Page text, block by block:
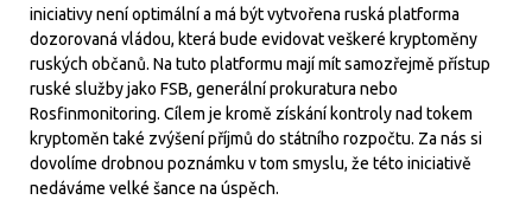
iniciativy není optimální a má být vytvořena ruská platforma
dozorovaná vládou, která bude evidovat veškeré kryptoměny
ruských občanů. Na tuto platformu mají mít samozřejmě přístup
ruské služby jako FSB, generální prokuratura nebo
Rosfinmonitoring. Cílem je kromě získání kontroly nad tokem
kryptoměn také zvýšení příjmů do státního rozpočtu. Za nás si
dovolíme drobnou poznámku v tom smyslu, že této iniciativě
nedáváme velké šance na úspěch.